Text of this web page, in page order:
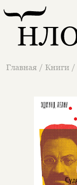
Главная / Книги /